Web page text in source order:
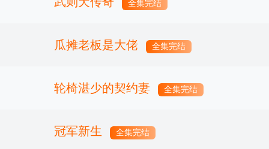
全集完结
瓜摊老板是大佬 全集完结
轮椅湛少的契约妻 全集完结
冠军新生 全集完结